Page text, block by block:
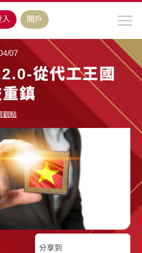
入 開戶
07
從代工王國
鎮
觀點
分享到